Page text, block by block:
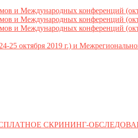
Международных конференций
Международных конференций
Международных конференций
октября 2019 г.) и
СКРИНИНГ-